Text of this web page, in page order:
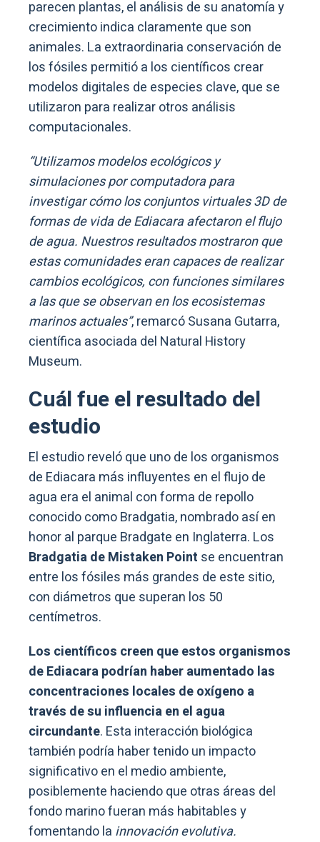
parecen plantas, el análisis de su anatomía y
crecimiento indica claramente que son
animales. La extraordinaria conservación de
los fósiles permitió a los científicos crear
modelos digitales de especies clave, que se
utilizaron para realizar otros análisis
computacionales.
“Utilizamos modelos ecológicos y
simulaciones por computadora para
investigar cómo los conjuntos virtuales 3D de
formas de vida de Ediacara afectaron el flujo
de agua. Nuestros resultados mostraron que
estas comunidades eran capaces de realizar
cambios ecológicos, con funciones similares
a las que se observan en los ecosistemas
marinos actuales”, remarcó Susana Gutarra,
científica asociada del Natural History
Museum.
Cuál fue el resultado del
estudio
El estudio reveló que uno de los organismos
de Ediacara más influyentes en el flujo de
agua era el animal con forma de repollo
conocido como Bradgatia, nombrado así en
honor al parque Bradgate en Inglaterra. Los
Bradgatia de Mistaken Point se encuentran
entre los fósiles más grandes de este sitio,
con diámetros que superan los 50
centímetros.
Los científicos creen que estos organismos
de Ediacara podrían haber aumentado las
concentraciones locales de oxígeno a
través de su influencia en el agua
circundante. Esta interacción biológica
también podría haber tenido un impacto
significativo en el medio ambiente,
posiblemente haciendo que otras áreas del
fondo marino fueran más habitables y
fomentando la innovación evolutiva.